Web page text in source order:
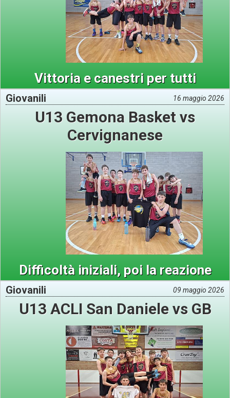
Vittoria e canestri per tutti
Giovanili 16 maggio 2026
U13 Gemona Basket vs
Cervignanese
Difficoltà iniziali, poi la reazione
Giovanili 09 maggio 2026
U13 ACLI San Daniele vs GB